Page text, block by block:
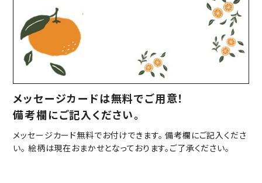
メッセージカードは無料でご用意！
備考欄にご記入ください。
メッセージカード無料でお付けできます。 備考欄にご記入くださ
い。 絵柄は現在おまかせとなっております。ご了承ください。